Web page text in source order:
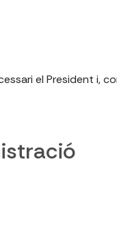
el President i,